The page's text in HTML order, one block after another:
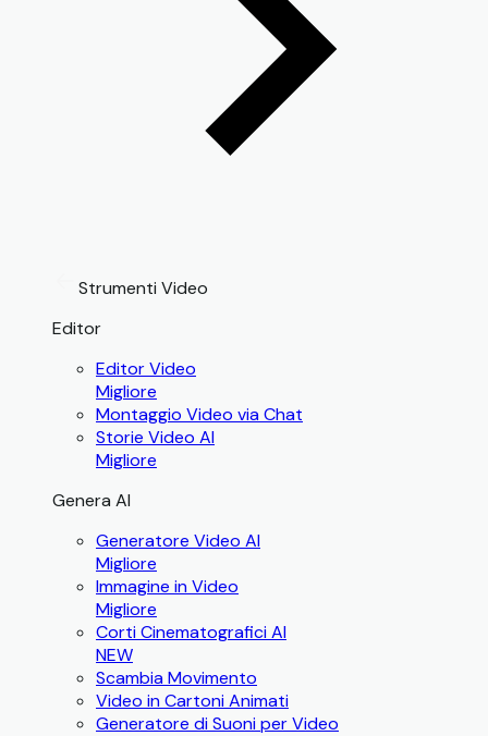
Strumenti Video
Editor
Editor Video
Migliore
Montaggio Video via Chat
Storie Video AI
Migliore
Genera AI
Generatore Video AI
Migliore
Immagine in Video
Migliore
Corti Cinematografici AI
NEW
Scambia Movimento
Video in Cartoni Animati
Generatore di Suoni per Video